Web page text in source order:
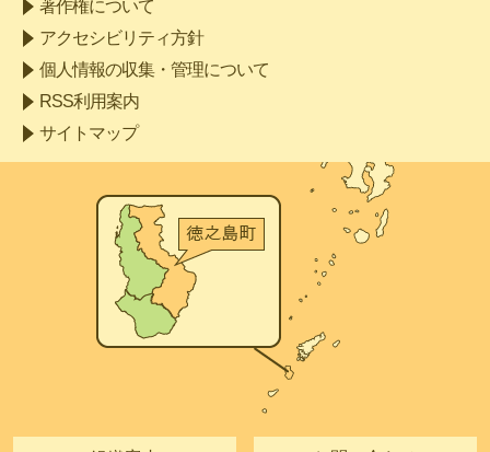
著作権について
アクセシビリティ方針
個人情報の収集・管理について
RSS利用案内
サイトマップ